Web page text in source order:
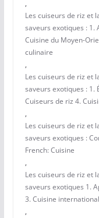
,
Les cuiseurs de riz et
saveurs exotiques : 1.
Cuisine du Moyen-
culinaire
,
Les cuiseurs de riz et
saveurs exotiques : 1.
Cuiseurs de riz 4.
,
Les cuiseurs de riz et
saveurs exotiques :
French: Cuisine
,
Les cuiseurs de riz et
saveurs exotiques 1.
3. Cuisine
,